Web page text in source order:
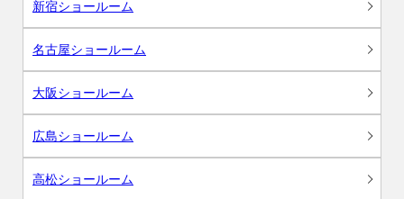
新宿ショールーム
名古屋ショールーム
大阪ショールーム
広島ショールーム
高松ショールーム